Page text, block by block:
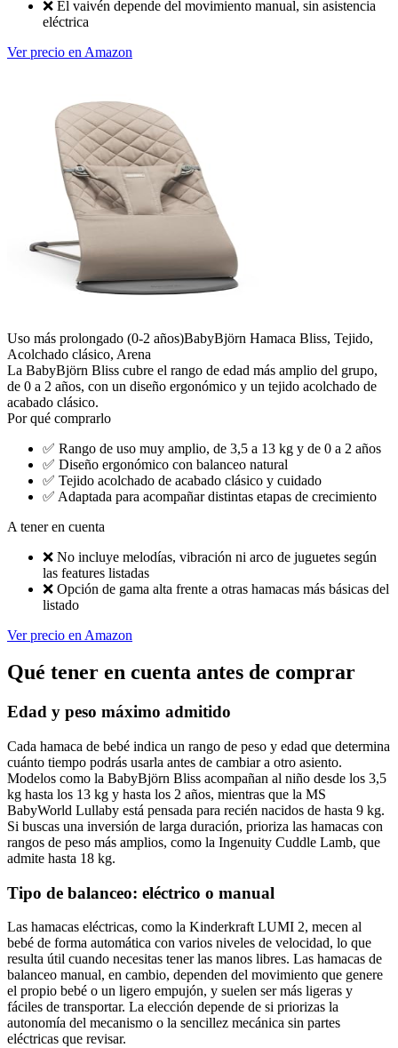
❌ El vaivén depende del movimiento manual, sin asistencia
eléctrica
Ver precio en Amazon
Uso más prolongado (0-2 años)BabyBjörn Hamaca Bliss, Tejido,
Acolchado clásico, Arena
La BabyBjörn Bliss cubre el rango de edad más amplio del grupo,
de 0 a 2 años, con un diseño ergonómico y un tejido acolchado de
acabado clásico.
Por qué comprarlo
✅ Rango de uso muy amplio, de 3,5 a 13 kg y de 0 a 2 años
✅ Diseño ergonómico con balanceo natural
✅ Tejido acolchado de acabado clásico y cuidado
✅ Adaptada para acompañar distintas etapas de crecimiento
A tener en cuenta
❌ No incluye melodías, vibración ni arco de juguetes según
las features listadas
❌ Opción de gama alta frente a otras hamacas más básicas del
listado
Ver precio en Amazon
Qué tener en cuenta antes de comprar
Edad y peso máximo admitido
Cada hamaca de bebé indica un rango de peso y edad que determina
cuánto tiempo podrás usarla antes de cambiar a otro asiento.
Modelos como la BabyBjörn Bliss acompañan al niño desde los 3,5
kg hasta los 13 kg y hasta los 2 años, mientras que la MS
BabyWorld Lullaby está pensada para recién nacidos de hasta 9 kg.
Si buscas una inversión de larga duración, prioriza las hamacas con
rangos de peso más amplios, como la Ingenuity Cuddle Lamb, que
admite hasta 18 kg.
Tipo de balanceo: eléctrico o manual
Las hamacas eléctricas, como la Kinderkraft LUMI 2, mecen al
bebé de forma automática con varios niveles de velocidad, lo que
resulta útil cuando necesitas tener las manos libres. Las hamacas de
balanceo manual, en cambio, dependen del movimiento que genere
el propio bebé o un ligero empujón, y suelen ser más ligeras y
fáciles de transportar. La elección depende de si priorizas la
autonomía del mecanismo o la sencillez mecánica sin partes
eléctricas que revisar.